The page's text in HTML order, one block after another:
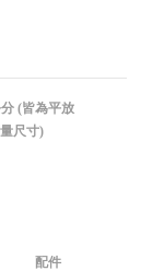
(皆為平放
尺寸)
配件